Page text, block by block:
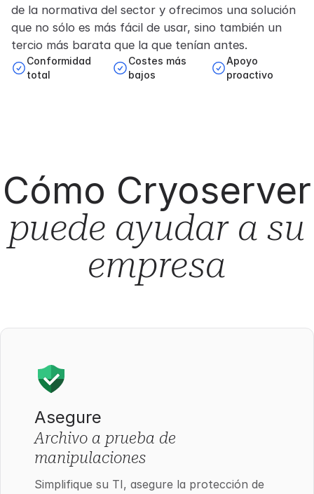
de la normativa del sector y ofrecimos una solución
que no sólo es más fácil de usar, sino también un
tercio más barata que la que tenían antes.
Conformidad
total
Costes más
bajos
Apoyo
proactivo
Cómo Cryoserver
puede ayudar a su
empresa
Asegure
Archivo a prueba de
manipulaciones
Simplifique su TI, asegure la protección de